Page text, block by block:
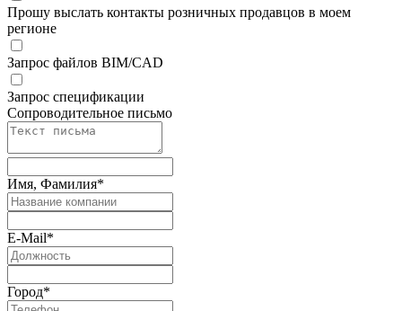
Прошу выслать контакты розничных продавцов в моем
регионе
Запрос файлов BIM/CAD
Запрос спецификации
Сопроводительное письмо
Имя, Фамилия*
E-Mail*
Город*